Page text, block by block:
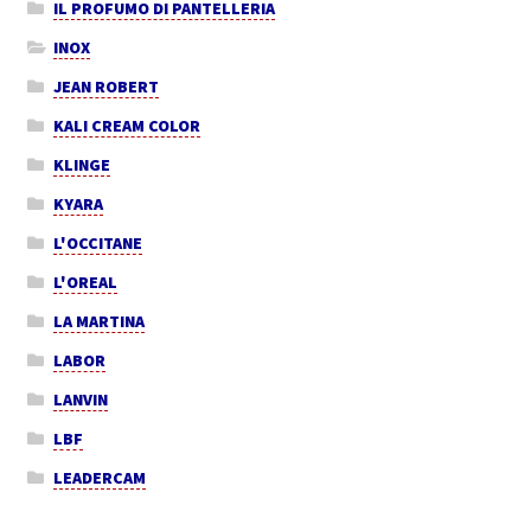
IL PROFUMO DI PANTELLERIA
INOX
JEAN ROBERT
KALI CREAM COLOR
KLINGE
KYARA
L'OCCITANE
L'OREAL
LA MARTINA
LABOR
LANVIN
LBF
LEADERCAM